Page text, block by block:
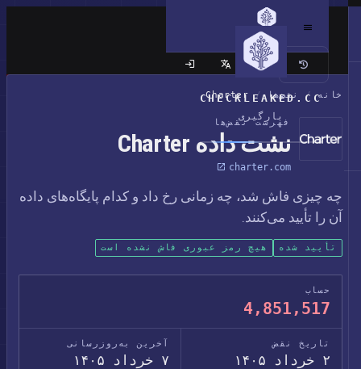
CHECKLEAKED.CC
بارگیری
سایت کلاسیک
خانه / نقض‌ها /
Charter
فهرست نقض‌ها
نشت داده Charter
charter.com
چه چیزی فاش شد، چه زمانی رخ داد و کدام پایگاه‌های داده
آن را تأیید می‌کنند.
تأیید شده هیچ رمز عبوری فاش نشده است
حساب
4,851,517
تاریخ نقض آخرین به‌روزرسانی